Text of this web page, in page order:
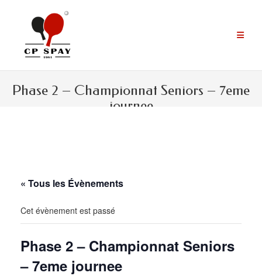
contenu
Phase 2 – Championnat Seniors – 7eme
journee
« Tous les Évènements
Cet évènement est passé
Phase 2 – Championnat Seniors
– 7eme journee